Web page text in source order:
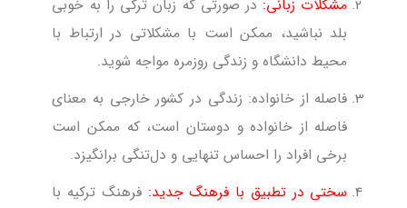
مشکلات زبانی: در صورتی که زبان ترکی را به خوبی
بلد نباشید، ممکن است با مشکلاتی در ارتباط با
محیط دانشگاه و زندگی روزمره مواجه شوید.
فاصله از خانواده: زندگی در کشور خارجی به معنای
فاصله از خانواده و دوستان است، که ممکن است
برخی افراد را احساس تنهایی و دل‌تنگی برانگیزد.
سختی در تطبیق با فرهنگ جدید: فرهنگ ترکیه با